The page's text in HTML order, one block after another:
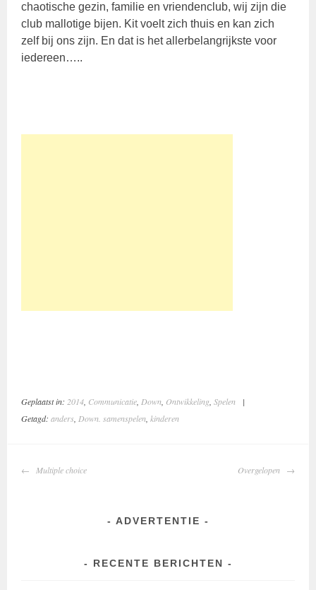
chaotische gezin, familie en vriendenclub, wij zijn die
club mallotige bijen. Kit voelt zich thuis en kan zich
zelf bij ons zijn. En dat is het allerbelangrijkste voor
iedereen…..
Geplaatst in: 2014 Communicatie Down Ontwikkeling ,Spelen
|
Getagd:anders Down. samenspelen ,kinderen
BERICHTNAVIGATIE
Multiple choice Overgelopen
ADVERTENTIE
RECENTE BERICHTEN